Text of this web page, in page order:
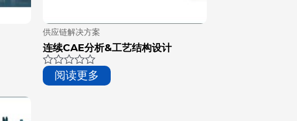
供应链解决方案
连续CAE分析&工艺结构设计
评
分
阅读更多